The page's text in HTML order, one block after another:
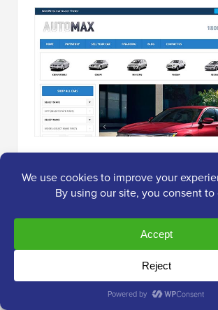
aziende automobilistiche di fascia alta e
opzioni di elenco auto in più punti, un
auto personalizzato e uno slider di
mostrare le tue auto migliori.
Con questo tema, ottieni più sezioni